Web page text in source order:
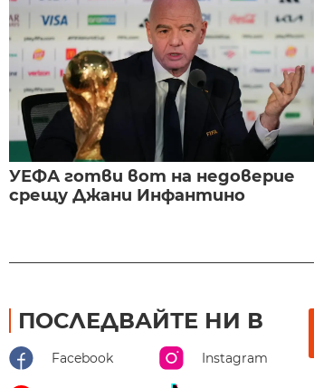
УЕФА готви вот на недоверие
срещу Джани Инфантино
ПОСЛЕДВАЙТЕ НИ В
Facebook Instagram